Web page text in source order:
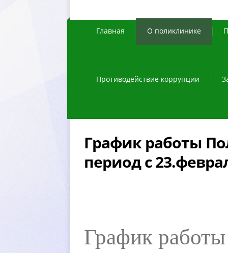
Главная О поликлинике
Противодействие коррупции
График работы
период с
График